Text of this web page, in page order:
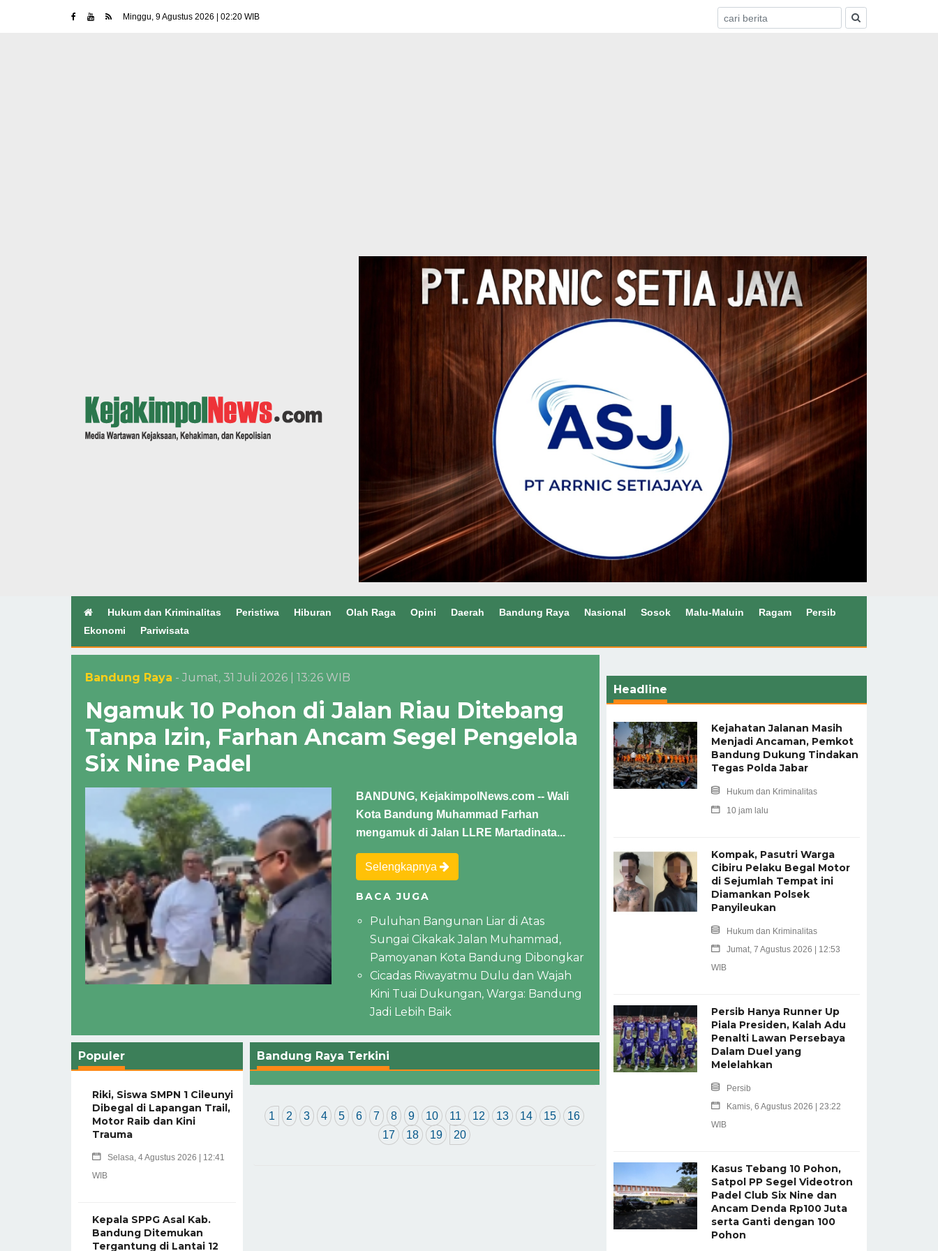
Minggu, 9 Agustus 2026 | 02:20 WIB
Hukum dan Kriminalitas Peristiwa Hiburan Olah Raga Opini Daerah Bandung Raya Nasional Sosok Malu-Maluin Ragam
Persib
Ekonomi
Pariwisata
Bandung Raya - Jumat, 31 Juli 2026 | 13:26 WIB
Ngamuk 10 Pohon di Jalan Riau Ditebang
Tanpa Izin, Farhan Ancam Segel Pengelola
Six Nine Padel
BANDUNG, KejakimpolNews.com -- Wali
Kota Bandung Muhammad Farhan
mengamuk di Jalan LLRE Martadinata...
Selengkapnya
BACA JUGA
Puluhan Bangunan Liar di Atas
Sungai Cikakak Jalan Muhammad,
Pamoyanan Kota Bandung Dibongkar
Cicadas Riwayatmu Dulu dan Wajah
Kini Tuai Dukungan, Warga: Bandung
Jadi Lebih Baik
Populer
Riki, Siswa SMPN 1 Cileunyi
Dibegal di Lapangan Trail,
Motor Raib dan Kini
Trauma
Selasa, 4 Agustus 2026 | 12:41
WIB
Kepala SPPG Asal Kab.
Bandung Ditemukan
Tergantung di Lantai 12
Bandung Raya Terkini
1 2 3 4 5 6 7 8 9 10 11 12 13 14 15
16
17
18 19 20
Headline
Kejahatan Jalanan Masih
Menjadi Ancaman, Pemkot
Bandung Dukung Tindakan
Tegas Polda Jabar
Hukum dan Kriminalitas
10 jam lalu
Kompak, Pasutri Warga
Cibiru Pelaku Begal Motor
di Sejumlah Tempat ini
Diamankan Polsek
Panyileukan
Hukum dan Kriminalitas
Jumat, 7 Agustus 2026 | 12:53
WIB
Persib Hanya Runner Up
Piala Presiden, Kalah Adu
Penalti Lawan Persebaya
Dalam Duel yang
Melelahkan
Persib
Kamis, 6 Agustus 2026 | 23:22
WIB
Kasus Tebang 10 Pohon,
Satpol PP Segel Videotron
Padel Club Six Nine dan
Ancam Denda Rp100 Juta
serta Ganti dengan 100
Pohon